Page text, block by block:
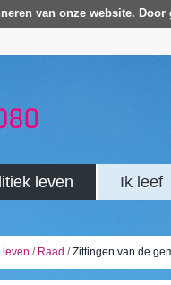
van onze website.
leven Ik leef
leven / Raad /Zittingen van de